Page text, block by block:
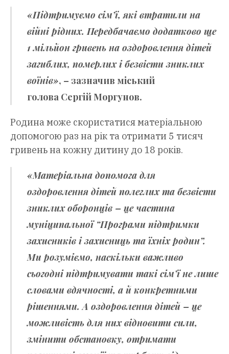
«Підтримуємо сім’ї, які втратили на
війні рідних. Передбачаємо додатково ще
1 мільйон гривень на оздоровлення дітей
загиблих, померлих і безвісти зниклих
воїнів», – зазначив міський
голова Сергій Моргунов.
Родина може скористатися матеріальною
допомогою раз на рік та отримати 5 тисяч
гривень на кожну дитину до 18 років.
«Матеріальна допомога для
оздоровлення дітей полеглих та безвісти
зниклих оборонців – це частина
муніципальної “Програми підтримки
захисників і захисниць та їхніх родин”.
Ми розуміємо, наскільки важливо
сьогодні підтримувати такі сім’ї не лише
словами вдячності, а й конкретними
рішеннями. А оздоровлення дітей – це
можливість для них відновити сили,
змінити обстановку, отримати